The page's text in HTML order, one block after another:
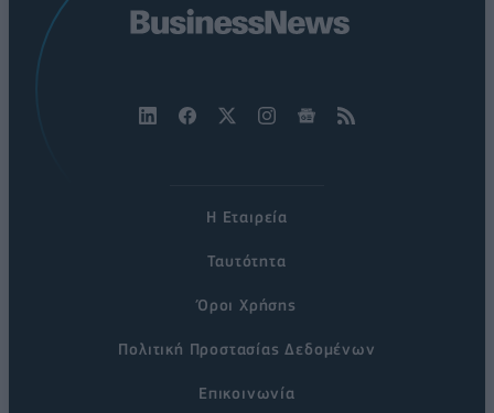
Η Εταιρεία
Ταυτότητα
Όροι Χρήσης
Πολιτική Προστασίας Δεδομένων
Επικοινωνία